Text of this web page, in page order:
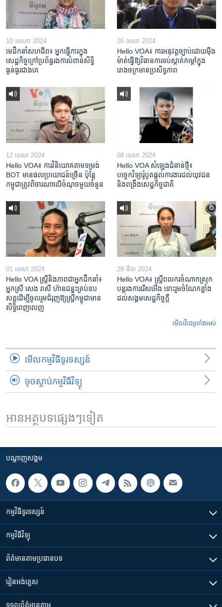
10 ឧសភា 2024
មេដឹកនាំសហជីព៖ អ្នកធ្វើការក្នុង
សេដ្ឋកិច្ចក្រៅប្រព័ន្ធរងការបំពានសិទ្ធិ
ធ្ងន់ធ្ងរជាងគេ
26 មេសា 2024
Hello VOA៖ ការអនុវត្ត​ច្បាប់​ដោយ​ម៉ឺង
ម៉ាត់​ធ្វើ​ឱ្យ​វិធានការ​ទប់ស្កាត់​កម្តៅ​ក្នុង​
រោងចក្រ​មាន​ប្រសិទ្ធភាព​​
12 មេសា 2024
Hello VOA៖ ការ​វិនិយោគ​តាម​ទម្រង់ ​
BOT​ មាន​ផល​ប្រយោជន៍​ច្រើន ប៉ុន្តែ​
កម្ពុជា​ត្រូវ​ពិចារណា​លើ​ចំណុច​មួយ​ចំនួន
08 មេសា 2024
Hello VOA សំឡេង​ជំនាន់​ថ្មី៖
បច្ចេកវិទ្យា​រ៉ូបូត​ផ្តល់​ការងារ​ដល់​យុវជន
និង​ពង្រឹង​​សេដ្ឋកិច្ច​ជាតិ​​​​​​
01 មេសា 2024
Hello VOA ស្ត្រីនិងភាពជាអ្នកដឹកនាំ៖
អ្នកស្រី សេង រាសី ហ៊ានជន្នះគ្រប់ឧប
សគ្គដើម្បីចូលរួមជំរុញឱ្យស្រ្តីកម្ពុជាមាន
សិទ្ធិពេញលេញ
28 មីនា 2024
Hello VOA៖ ស្រ្តីពលករចំណាកស្រុក
បន្តរងការរើសអើង ទោះរួមចំណែកខ្លាំង
ដល់សង្គមសេដ្ឋកិច្ចក្តី
មើល​វីដេអូ​ទាំង​អស់
មើល​កម្មវិធី​ទូរទស្សន៍
ចុចស្តាប់កម្មវិធីវិទ្យុ
អានអត្ថបទផ្សេងៗទៀត
បណ្តាញ​សង្គម
កម្មវិធី​ទូរទស្សន៍
កម្មវិធី​វិទ្យុ
ព័ត៌មាន​តាមប្រធានបទ​
រៀន​​អង់គ្លេស
ទទួល​ព័ត៌មាន​តាម